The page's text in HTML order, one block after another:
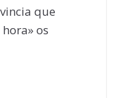
que
os